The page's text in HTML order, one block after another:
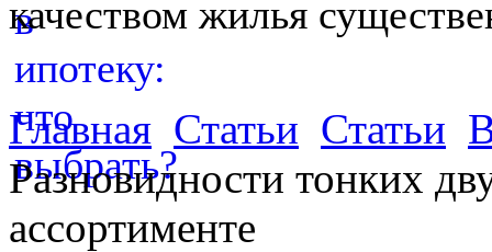
качеством жилья
Главная Статьи Статьи
Разновидности тонких
ассортименте